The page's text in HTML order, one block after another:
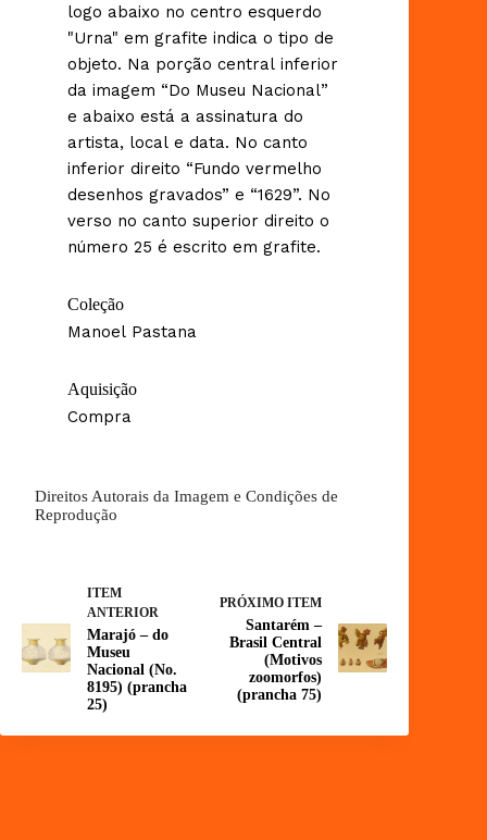
logo abaixo no centro esquerdo
"Urna" em grafite indica o tipo de
objeto. Na porção central inferior
da imagem “Do Museu Nacional”
e abaixo está a assinatura do
artista, local e data. No canto
inferior direito “Fundo vermelho
desenhos gravados” e “1629”. No
verso no canto superior direito o
número 25 é escrito em grafite.
Coleção
Manoel Pastana
Aquisição
Compra
Direitos Autorais da Imagem e Condições de
Reprodução
ITEM
ANTERIOR
Marajó – do
Museu
Nacional (No.
8195) (prancha
25)
PRÓXIMO ITEM
Santarém –
Brasil Central
(Motivos
zoomorfos)
(prancha 75)